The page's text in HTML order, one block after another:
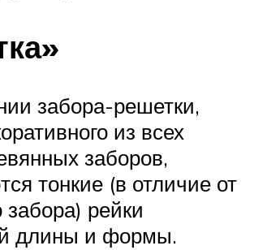
забора-решетки,
из всех
заборов,
тонкие (в отличие от
забора) рейки
длины и формы.